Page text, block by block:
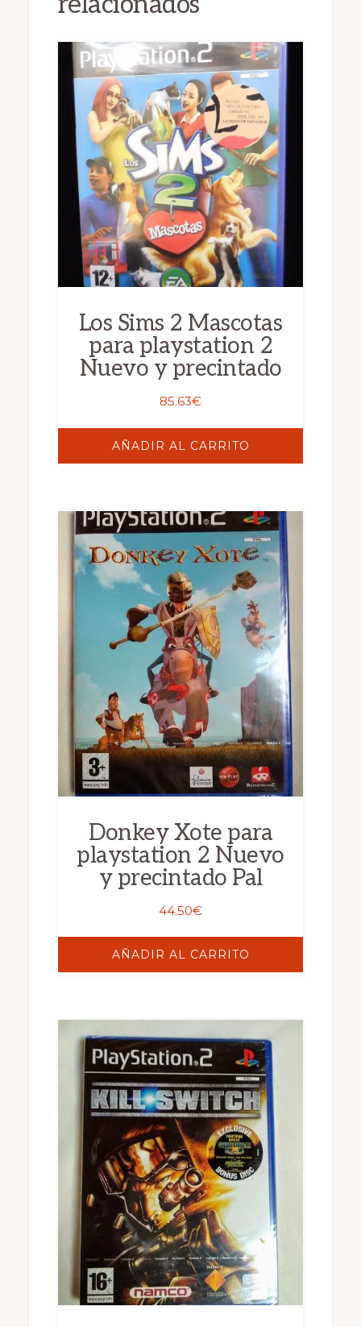
Los Sims 2 Mascotas
para playstation 2
Nuevo y precintado
85.63€
AÑADIR AL CARRITO
Donkey Xote para
playstation 2 Nuevo
y precintado Pal
44.50€
AÑADIR AL CARRITO